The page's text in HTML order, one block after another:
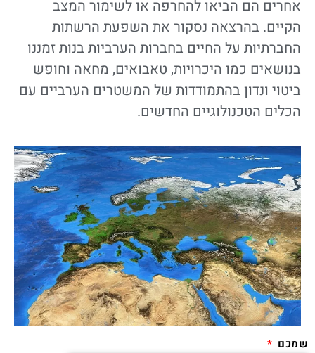
אחרים הם הביאו להחרפה או לשימור המצב
הקיים. בהרצאה נסקור את השפעת הרשתות
החברתיות על החיים בחברות הערביות בנות זמננו
בנושאים כמו היכרויות, טאבואים, מחאה וחופש
ביטוי ונדון בהתמודדות של המשטרים הערביים עם
הכלים הטכנולוגיים החדשים.
שמכם